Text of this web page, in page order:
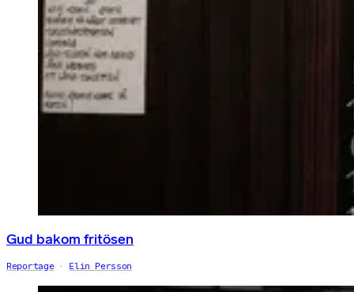
Gud bakom fritösen
Reportage Elin Persson